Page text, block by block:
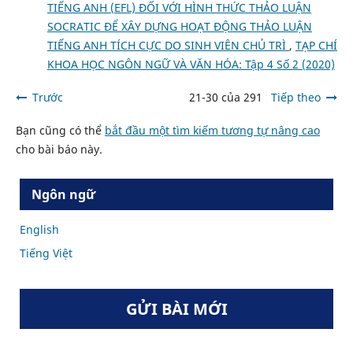
TIẾNG ANH (EFL) ĐỐI VỚI HÌNH THỨC THẢO LUẬN
SOCRATIC ĐỂ XÂY DỰNG HOẠT ĐỘNG THẢO LUẬN
TIẾNG ANH TÍCH CỰC DO SINH VIÊN CHỦ TRÌ , TẠP CHÍ
KHOA HỌC NGÔN NGỮ VÀ VĂN HÓA: Tập 4 Số 2 (2020)
Trước 21-30 của 291 Tiếp theo
Bạn cũng có thể bắt đầu một tìm kiếm tương tự nâng cao
cho bài báo này.
Ngôn ngữ
English
Tiếng Việt
GỬI BÀI MỚI